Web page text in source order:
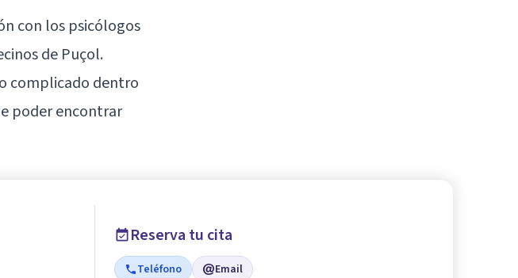
con los psicólogos
de Puçol.
complicado dentro
poder encontrar
Reserva tu cita
Teléfono Email